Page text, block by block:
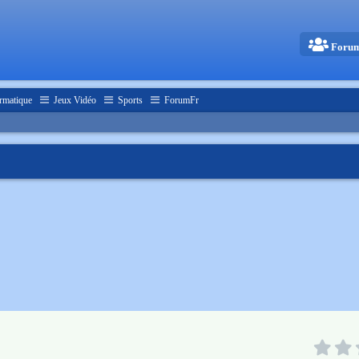
Jeux Vidéo Sports ForumFr